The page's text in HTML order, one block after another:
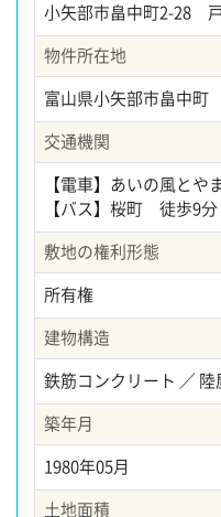
小矢部市畠中町2-28
物件所在地
富山県小矢部市畠中町
交通機関
【電車】あいの風と
【バス】桜町 徒歩9分
敷地の権利形態
所有権
建物構造
鉄筋コンクリート ／ 陸
築年月
1980年05月
土地面積